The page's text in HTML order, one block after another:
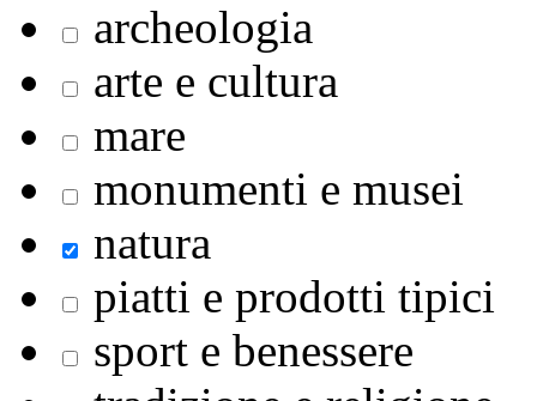
archeologia
arte e cultura
mare
monumenti e musei
natura
piatti e prodotti tipici
sport e benessere